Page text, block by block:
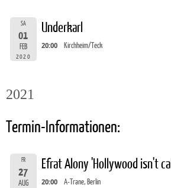
SA
01
FEB
2020
Underkarl
20:00 Kirchheim/Teck
2021
Termin-Informationen:
FR
27
AUG
Efrat Alony 'Hollywood isn't
20:00 A-Trane, Berlin